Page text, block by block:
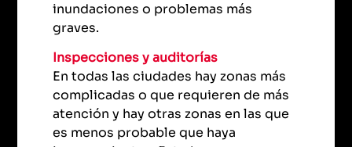
inundaciones o problemas más
graves.
Inspecciones y auditorías
En todas las ciudades hay zonas más
complicadas o que requieren de más
atención y hay otras zonas en las que
es menos probable que haya